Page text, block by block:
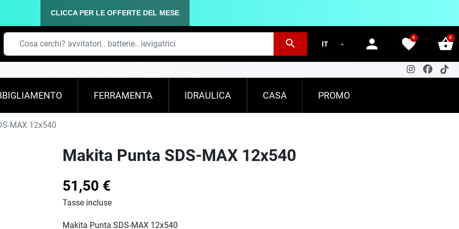
CLICCA PER LE OFFERTE DEL MESE
search person favorite
0 shopping_basket
0
FERRAMENTA IDRAULICA CASA PROMO
MAX 12x540
Makita Punta SDS-MAX 12x540
51,50 €
Tasse incluse
Makita Punta SDS-MAX 12x540